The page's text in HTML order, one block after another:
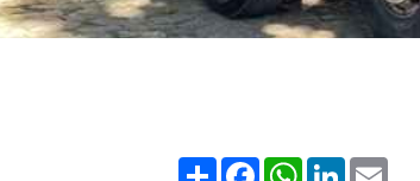
ShareFacebookWhatsApp
LinkedInEmail